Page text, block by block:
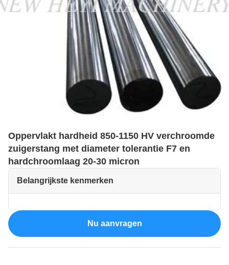
Oppervlakt hardheid 850-1150 HV verchroomde
zuigerstang met diameter tolerantie F7 en
hardchroomlaag 20-30 micron
Belangrijkste kenmerken
Nu aanvragen